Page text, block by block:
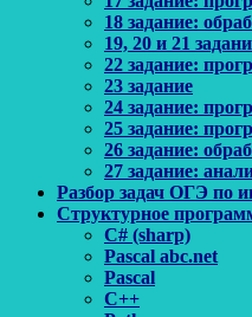
18 задание:
19, 20 и 21
22 задание:
23 задание
24 задание:
25 задание:
26 задание:
27 задание:
Разбор задач ОГЭ по
Структурное
C# (sharp)
Pascal abc.net
Pascal
С++